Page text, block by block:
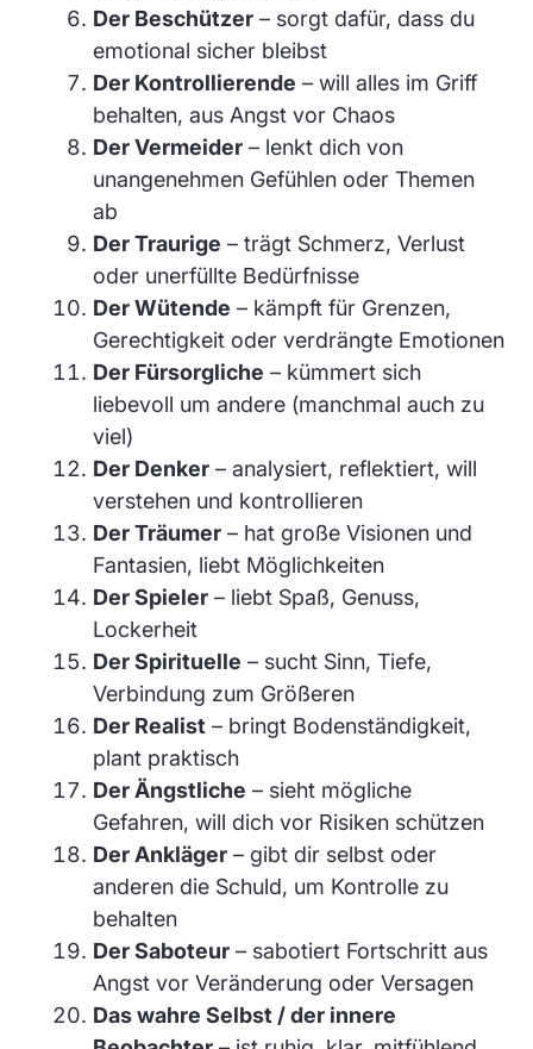
Der Beschützer – sorgt dafür, dass du
emotional sicher bleibst
Der Kontrollierende – will alles im Griff
behalten, aus Angst vor Chaos
Der Vermeider – lenkt dich von
unangenehmen Gefühlen oder Themen
ab
Der Traurige – trägt Schmerz, Verlust
oder unerfüllte Bedürfnisse
Der Wütende – kämpft für Grenzen,
Gerechtigkeit oder verdrängte Emotionen
Der Fürsorgliche – kümmert sich
liebevoll um andere (manchmal auch zu
viel)
Der Denker – analysiert, reflektiert, will
verstehen und kontrollieren
Der Träumer – hat große Visionen und
Fantasien, liebt Möglichkeiten
Der Spieler – liebt Spaß, Genuss,
Lockerheit
Der Spirituelle – sucht Sinn, Tiefe,
Verbindung zum Größeren
Der Realist – bringt Bodenständigkeit,
plant praktisch
Der Ängstliche – sieht mögliche
Gefahren, will dich vor Risiken schützen
Der Ankläger – gibt dir selbst oder
anderen die Schuld, um Kontrolle zu
behalten
Der Saboteur – sabotiert Fortschritt aus
Angst vor Veränderung oder Versagen
Das wahre Selbst / der innere